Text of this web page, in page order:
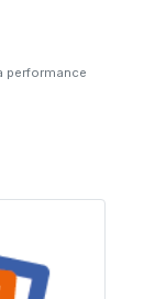
performance